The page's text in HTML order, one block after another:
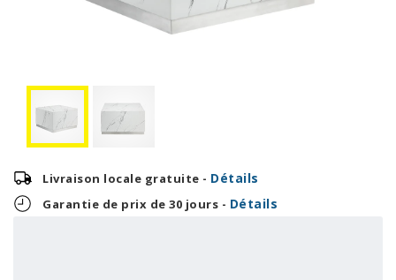
Livraison locale gratuite - Détails
Garantie de prix de 30 jours - Détails